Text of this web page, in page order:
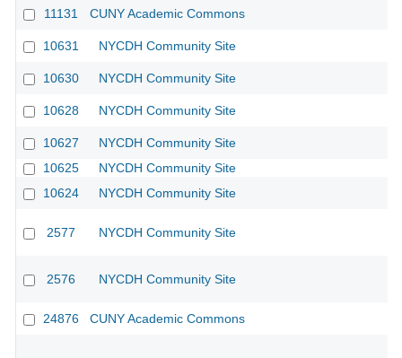
11131 CUNY Academic Commons
10631 NYCDH Community Site
10630 NYCDH Community Site
10628 NYCDH Community Site
10627
NYCDH Community Site
10625
NYCDH Community Site
10624
NYCDH Community Site
2577 NYCDH Community Site
2576 NYCDH Community Site
24876 CUNY Academic Commons